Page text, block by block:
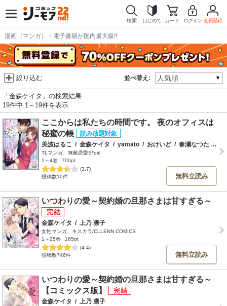
検索 はじめて カート ログイン 会員登録
漫画（マンガ）・電子書籍が国内最大級!!
並べ替え:
絞り込む
「金森ケイタ」の検索結果
19件中 1～19件を表示
ここからは私たちの時間です。 夜のオフィスは
秘蜜の帳
美波はるこ / 金森ケイタ / yamato / おけいど / 春瀬なつた / 百
TLマンガ、無敵恋愛S*girl
1～4巻
700pt
(3.7)
投稿数10件
無料立読み
いつわりの愛～契約婚の旦那さまは甘すぎる～
金森ケイタ / 上乃 凛子
女性マンガ、キスカラ/CLLENN COMICS
1～25巻
165pt
(4.4)
投稿数746件
無料立読み
いつわりの愛～契約婚の旦那さまは甘すぎる～
【コミックス版】
金森ケイタ / 上乃 凛子